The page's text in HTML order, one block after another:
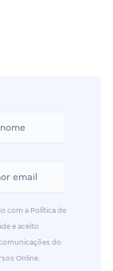
com a Política de
e aceito
do
Online.